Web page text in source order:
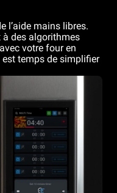
l’aide mains libres.
à des algorithmes
votre four en
temps de simplifier